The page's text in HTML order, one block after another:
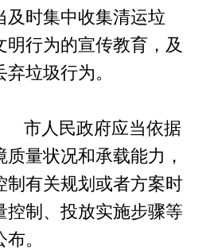
及时集中收集清运垃
明行为的宣传教育，及
垃圾行为。
市人民政府应当依据
量状况和承载能力，
制有关规划或者方案时
控制、投放实施步骤等
。